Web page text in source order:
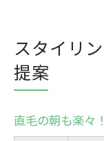
スタイリ
提案
直毛の朝も楽々